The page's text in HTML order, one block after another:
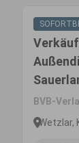
Eifel
BVB-
Wetzlar,